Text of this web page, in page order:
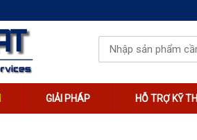
GIẢI PHÁP HỖ TRỢ KỸ